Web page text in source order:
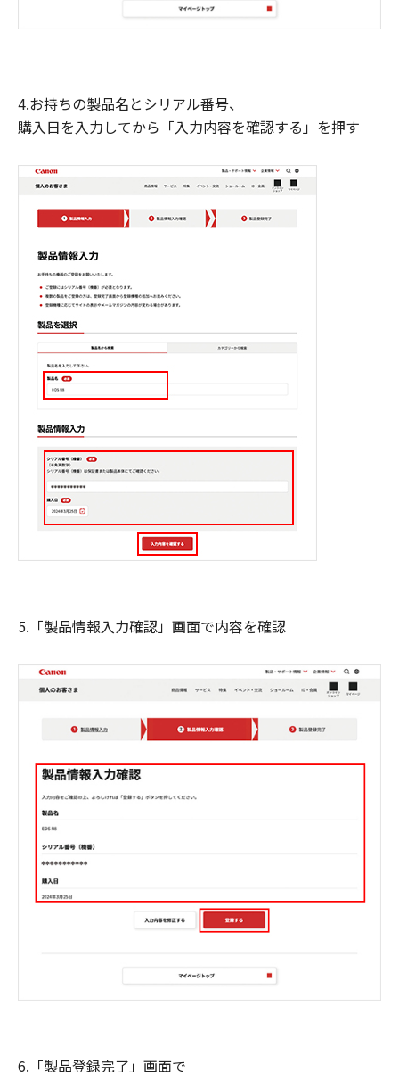
4.お持ちの製品名とシリアル番号、
購入日を入力してから「入力内容を確認する」を押す
5.「製品情報入力確認」画面で内容を確認
6.「製品登録完了」画面で